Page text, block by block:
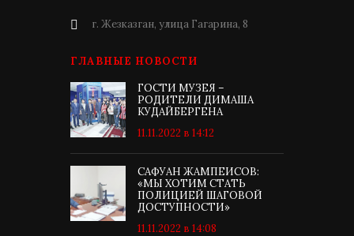
г. Жезказган, улица Гагарина, 8
ГЛАВНЫЕ НОВОСТИ
ГОСТИ МУЗЕЯ –
РОДИТЕЛИ ДИМАША
КУДАЙБЕРГЕНА
11.11.2022 в 14:12
САФУАН ЖАМПЕИСОВ:
«МЫ ХОТИМ СТАТЬ
ПОЛИЦИЕЙ ШАГОВОЙ
ДОСТУПНОСТИ»
11.11.2022 в 14:08